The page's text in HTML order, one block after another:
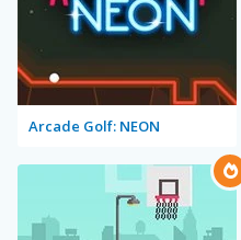
Arcade Golf: NEON